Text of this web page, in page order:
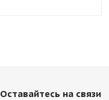
Оставайтесь на связи